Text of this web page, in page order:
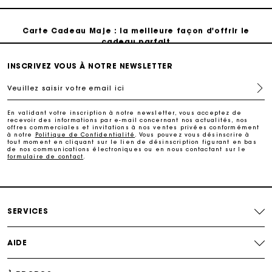
Carte Cadeau Maje : la meilleure façon d'offrir le
cadeau parfait
Livraison à domicile offerte sous 2 jours ouvrés
Paiement en plusieurs fois sans frais
Echanges & Retours offerts
INSCRIVEZ VOUS À NOTRE NEWSLETTER
Veuillez saisir votre email ici
En validant votre inscription à notre newsletter, vous acceptez de
recevoir des informations par e-mail concernant nos actualités, nos
offres commerciales et invitations à nos ventes privées conformément
à notre
Politique de Confidentialité
. Vous pouvez vous désinscrire à
tout moment en cliquant sur le lien de désinscription figurant en bas
de nos communications électroniques ou en nous contactant sur le
formulaire de contact
SERVICES
AIDE